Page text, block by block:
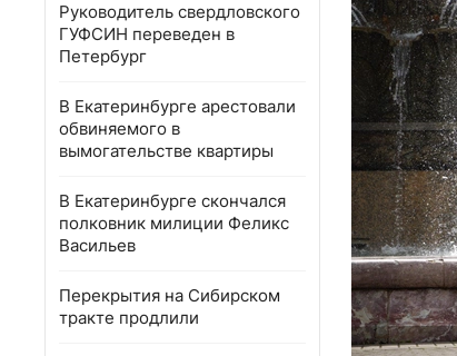
Руководитель свердловского
ГУФСИН переведен в
Петербург
В Екатеринбурге арестовали
обвиняемого в
вымогательстве квартиры
В Екатеринбурге скончался
полковник милиции Феликс
Васильев
Перекрытия на Сибирском
тракте продлили